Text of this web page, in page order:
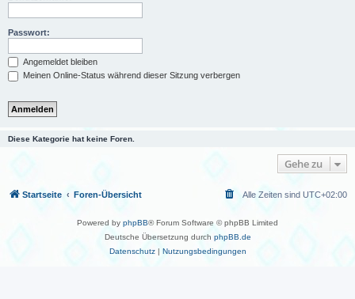
Passwort:
Angemeldet bleiben
Meinen Online-Status während dieser Sitzung verbergen
Diese Kategorie hat keine Foren.
Gehe zu
Startseite Foren-Übersicht Alle Zeiten sind UTC+02:00
Powered by phpBB® Forum Software © phpBB Limited
Deutsche Übersetzung durch phpBB.de
Datenschutz| Nutzungsbedingungen